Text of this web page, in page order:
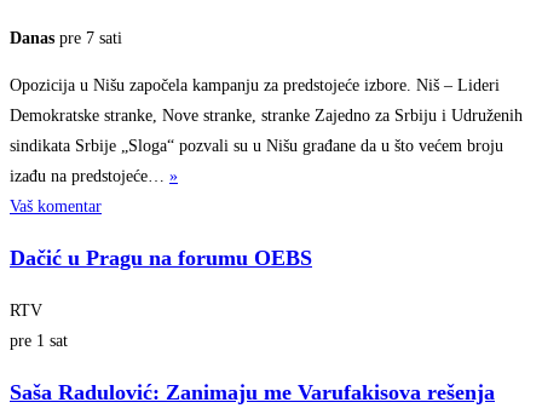
Danas pre 7 sati
Opozicija u Nišu započela kampanju za predstojeće izbore. Niš – Lideri
Demokratske stranke, Nove stranke, stranke Zajedno za Srbiju i Udruženih
sindikata Srbije „Sloga“ pozvali su u Nišu građane da u što većem broju
izađu na predstojeće… »
Vaš komentar
Dačić u Pragu na forumu OEBS
RTV
pre 1 sat
Saša Radulović: Zanimaju me Varufakisova rešenja